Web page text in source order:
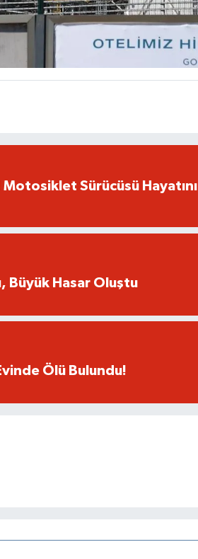
Sürücüsü Hayatını
Büyük Hasar Oluştu
Ölü Bulundu!